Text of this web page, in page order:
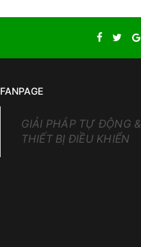
FANPAGE
GIẢI PHÁP TỰ ĐỘNG &
THIẾT BỊ ĐIỀU KHIỂN